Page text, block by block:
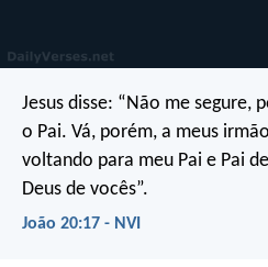
Jesus disse: “Não me segure,
o Pai. Vá, porém, a meus
voltando para meu Pai e Pai
Deus de vocês”.
João 20:17 - NVI